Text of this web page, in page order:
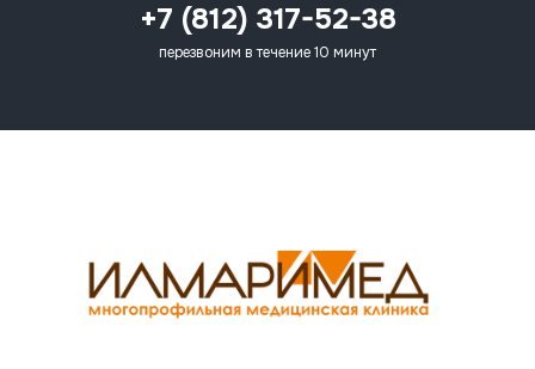
+7 (812) 317-52-38
перезвоним в течение 10 минут